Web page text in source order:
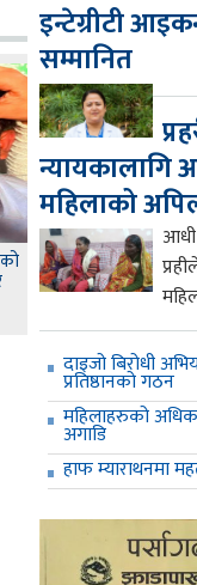
इन्टेग्रीटी
सम्मानित
न्यायकालागि
महिलाको
आधी
दाइजो बिरोधी
प्रतिष्ठानको गठन
महिलाहरुको
अगाडि
हाफ म्याराथनमा